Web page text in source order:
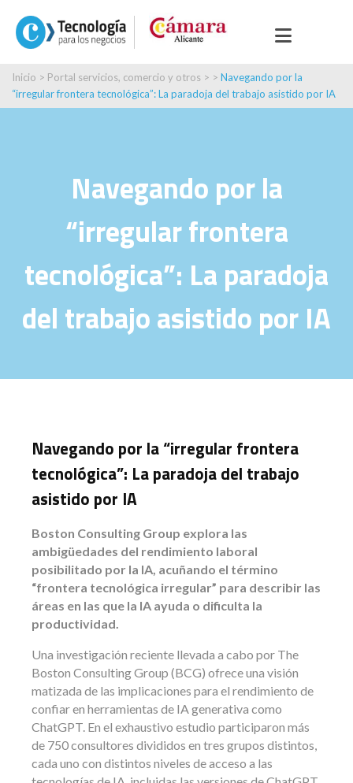
Inicio > Portal servicios, comercio y otros > > Navegando por la
“irregular frontera tecnológica”: La paradoja del trabajo asistido por IA
Navegando por la
“irregular frontera
tecnológica”: La paradoja
del trabajo asistido por IA
Navegando por la “irregular frontera
tecnológica”: La paradoja del trabajo
asistido por IA
Boston Consulting Group explora las
ambigüedades del rendimiento laboral
posibilitado por la IA, acuñando el término
“frontera tecnológica irregular” para describir las
áreas en las que la IA ayuda o dificulta la
productividad.
Una investigación reciente llevada a cabo por The
Boston Consulting Group (BCG) ofrece una visión
matizada de las implicaciones para el rendimiento de
confiar en herramientas de IA generativa como
ChatGPT. En el exhaustivo estudio participaron más
de 750 consultores divididos en tres grupos distintos,
cada uno con distintos niveles de acceso a las